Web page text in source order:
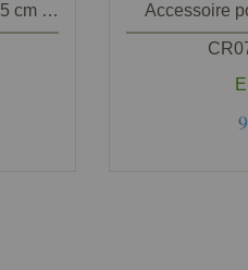
Personnage pour crèche de 85 cm : Roi Mage Gaspard Accessoire